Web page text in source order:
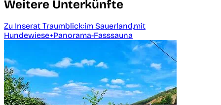
Weitere Unterkünfte
Zu Inserat Traumblick:im Sauerland,mit
Hundewiese+Panorama-Fasssauna